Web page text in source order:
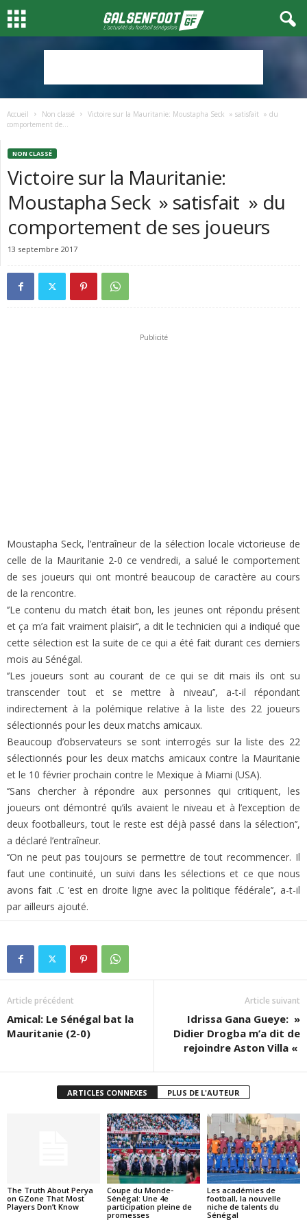
Accueil Non classé
Victoire sur la Mauritanie: Moustapha Seck » satisfait » du
comportement de...
NON CLASSÉ
Victoire sur la Mauritanie:
Moustapha Seck » satisfait » du
comportement de ses joueurs
13 septembre 2017
Publicité
Moustapha Seck, l’entraîneur de la sélection locale victorieuse de
celle de la Mauritanie 2-0 ce vendredi, a salué le comportement
de ses joueurs qui ont montré beaucoup de caractère au cours
de la rencontre.
‘’Le contenu du match était bon, les jeunes ont répondu présent
et ça m’a fait vraiment plaisir’’, a dit le technicien qui a indiqué que
cette sélection est la suite de ce qui a été fait durant ces derniers
mois au Sénégal.
‘’Les joueurs sont au courant de ce qui se dit mais ils ont su
transcender tout et se mettre à niveau’’, a-t-il répondant
indirectement à la polémique relative à la liste des 22 joueurs
sélectionnés pour les deux matchs amicaux.
Beaucoup d’observateurs se sont interrogés sur la liste des 22
sélectionnés pour les deux matchs amicaux contre la Mauritanie
et le 10 février prochain contre le Mexique à Miami (USA).
‘’Sans chercher à répondre aux personnes qui critiquent, les
joueurs ont démontré qu’ils avaient le niveau et à l’exception de
deux footballeurs, tout le reste est déjà passé dans la sélection’’,
a déclaré l’entraîneur.
‘’On ne peut pas toujours se permettre de tout recommencer. Il
faut une continuité, un suivi dans les sélections et ce que nous
avons fait .C ’est en droite ligne avec la politique fédérale’’, a-t-il
par ailleurs ajouté.
Article précédent
Amical: Le Sénégal bat la
Mauritanie (2-0)
Article suivant
Idrissa Gana Gueye: »
Didier Drogba m’a dit de
rejoindre Aston Villa «
ARTICLES CONNEXES PLUS DE L'AUTEUR
The Truth About Perya
on GZone That Most
Players Don’t Know
Coupe du Monde-
Sénégal: Une 4e
participation pleine de
promesses
Les académies de
football, la nouvelle
niche de talents du
Sénégal